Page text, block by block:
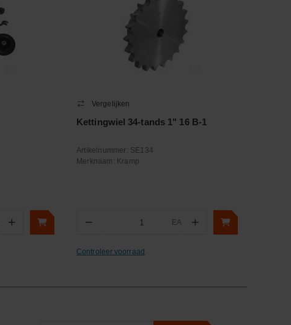
+
Vergelijken
Kettingwiel 34-tands 1" 16 B-1
Artikelnummer: SE134
Merknaam: Kramp
− EA +
Controleer voorraad